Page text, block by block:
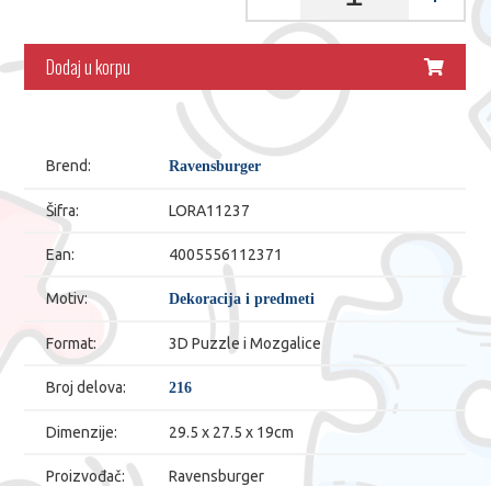
Dodaj u korpu
Brend: Ravensburger
Šifra: LORA11237
Ean: 4005556112371
Motiv: Dekoracija i predmeti
Format: 3D Puzzle i Mozgalice
Broj delova: 216
Dimenzije: 29.5 x 27.5 x 19cm
Proizvođač: Ravensburger